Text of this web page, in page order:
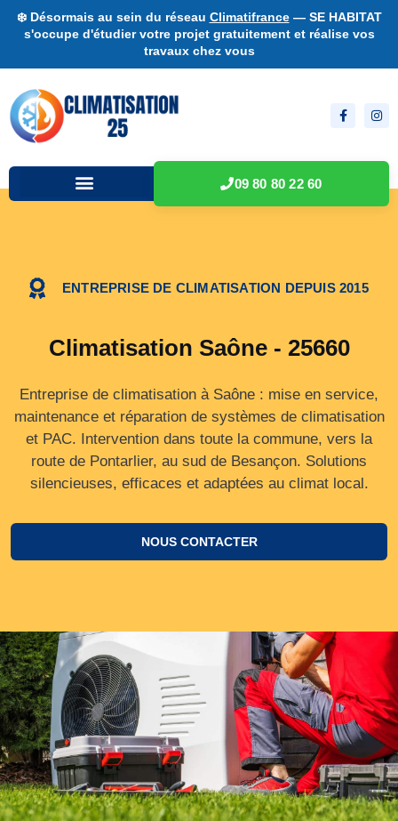
❄️ Désormais au sein du réseau Climatifrance— SE HABITAT
s'occupe d'étudier votre projet gratuitement et réalise vos
travaux chez vous
09 80 80 22 60
ENTREPRISE DE CLIMATISATION DEPUIS 2015
Climatisation Saône - 25660
Entreprise de climatisation à Saône : mise en service,
maintenance et réparation de systèmes de climatisation
et PAC. Intervention dans toute la commune, vers la
route de Pontarlier, au sud de Besançon. Solutions
silencieuses, efficaces et adaptées au climat local.
NOUS CONTACTER